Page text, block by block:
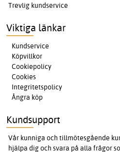
Trevlig kundservice
Viktiga länkar
Kundservice
Köpvillkor
Cookiepolicy
Cookies
Integritetspolicy
Ångra köp
Kundsupport
Vår kunniga och tillmötesgående
hjälpa dig och svara på alla frågor